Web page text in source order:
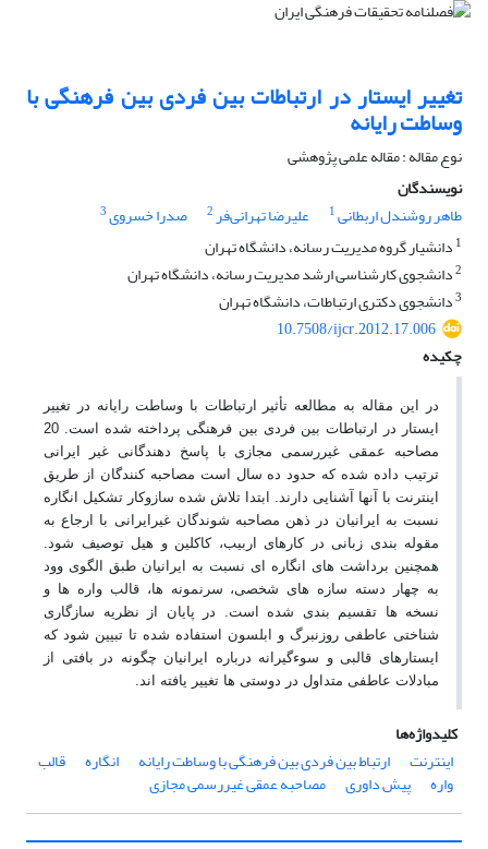
تغییر ایستار در ارتباطات بین فردی بین فرهنگی با
وساطت رایانه
نوع مقاله : مقاله علمی پژوهشی
نویسندگان
طاهر روشندل اربطانی1 علیرضا تهرانی‌فر2 صدرا خسروی3
1 دانشیار گروه مدیریت رسانه، دانشگاه تهران
2دانشجوی کارشناسی ارشد مدیریت رسانه، دانشگاه تهران
3دانشجوی دکتری ارتباطات، دانشگاه تهران
10.7508/ijcr.2012.17.006
چکیده
در این مقاله به مطالعه تأثیر ارتباطات با وساطت رایانه در تغییر
ایستار در ارتباطات بین فردی بین فرهنگی پرداخته شده است. 20
مصاحبه عمقی غیررسمی مجازی با پاسخ دهندگانی غیر ایرانی
ترتیب داده شده که حدود ده سال است مصاحبه کنندگان از طریق
اینترنت با آنها آشنایی دارند. ابتدا تلاش شده سازوکار تشکیل انگاره
نسبت به ایرانیان در ذهن مصاحبه شوندگان غیرایرانی با ارجاع به
مقوله بندی زبانی در کارهای اربیب، کاکلین و هیل توصیف شود.
همچنین برداشت های انگاره ای نسبت به ایرانیان طبق الگوی وود
به چهار دسته سازه های شخصی، سرنمونه ها، قالب واره ها و
نسخه ها تقسیم بندی شده است. در پایان از نظریه سازگاری
شناختی عاطفی روزنبرگ و ابلسون استفاده شده تا تبیین شود که
ایستارهای قالبی و سوءگیرانه درباره ایرانیان چگونه در بافتی از
مبادلات عاطفی متداول در دوستی ها تغییر یافته اند.
کلیدواژه‌ها
اینترنت
ارتباط بین فردی بین فرهنگی با وساطت رایانه انگاره قالب
واره پیش داوری مصاحبه عمقی غیررسمی مجازی